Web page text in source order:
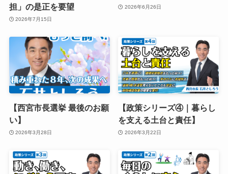
担」の是正を要望
2026年7月15日
2026年6月26日
【西宮市長選挙 最後のお願
い】
2026年3月28日
【政策シリーズ④｜暮らし
を支える土台と責任】
2026年3月22日